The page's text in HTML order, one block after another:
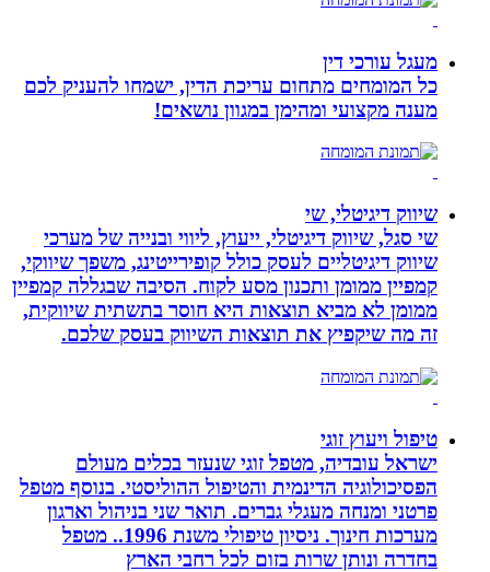
מעגל עורכי דין
כל המומחים מתחום עריכת הדין, ישמחו להעניק לכם
מענה מקצועי ומהימן במגוון נושאים!
שיווק דיגיטלי, שי
שי סגל, שיווק דיגיטלי, ייעוץ, ליווי ובנייה של מערכי
שיווק דיגיטליים לעסק כולל קופירייטינג, משפך שיווקי,
קמפיין ממומן ותכנון מסע לקוח. הסיבה שבגללה קמפיין
ממומן לא מביא תוצאות היא חוסר בתשתית שיווקית,
זה מה שיקפיץ את תוצאות השיווק בעסק שלכם.
טיפול ויעוץ זוגי
ישראל עובדיה, מטפל זוגי שנעזר בכלים מעולם
הפסיכולוגיה הדינמית והטיפול ההוליסטי. בנוסף מטפל
פרטני ומנחה מעגלי גברים. תואר שני בניהול וארגון
מערכות חינוך. ניסיון טיפולי משנת 1996.. מטפל
בחדרה ונותן שרות בזום לכל רחבי הארץ